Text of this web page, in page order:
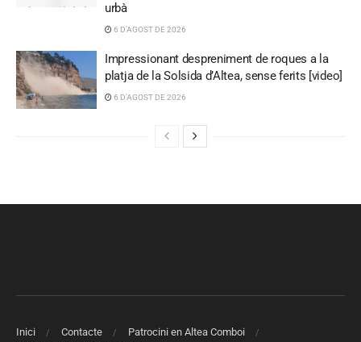
urbà
6 D'AGOST DE 2026
Impressionant despreniment de roques a la
platja de la Solsida d’Altea, sense ferits [video]
6 D'AGOST DE 2026
Inici Contacte
Patrocini en Altea Comboi